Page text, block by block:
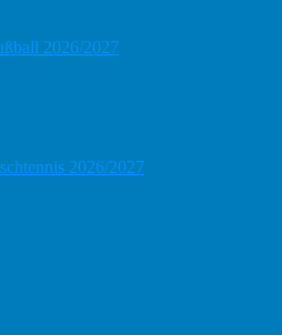
2026/2027
2026/2027